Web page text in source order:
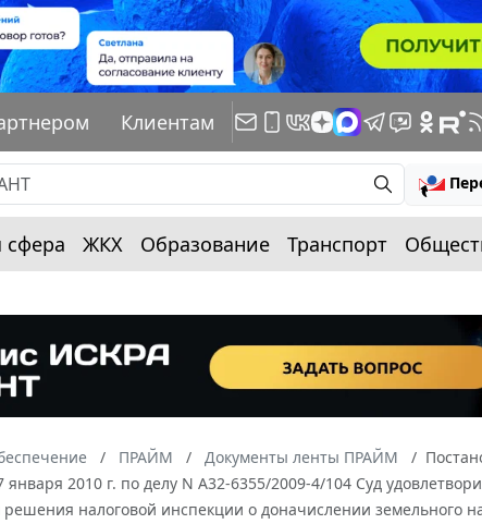
Клиентам
сфера ЖКХ Образование Транспорт
ПРАЙМ Документы ленты ПРАЙМ
января 2010 г. по делу N А32-6355/2009-4/104 Суд
налоговой инспекции о доначислении земельного